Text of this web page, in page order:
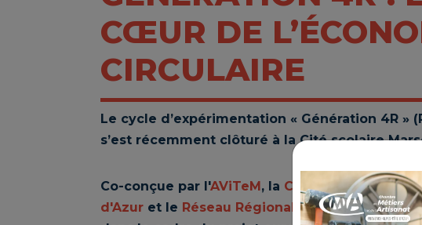
CŒUR DE
CIRCULAIRE
Le cycle d’expérimentation « Génération 4R »
s’est récemment clôturé à la Cité scolaire
Co-conçue par l'AViTeM, la Chambre de
d'Azur et le Réseau Régional des